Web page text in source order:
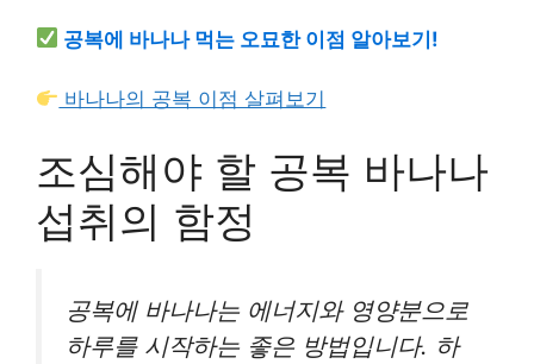
공복에 바나나 먹는 오묘한 이점 알아보기!
바나나의 공복 이점 살펴보기
조심해야 할 공복 바나나
섭취의 함정
공복에 바나나는 에너지와 영양분으로
하루를 시작하는 좋은 방법입니다. 하